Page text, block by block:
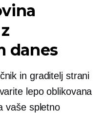
danes
in graditelj strani
lepo oblikovana
vaše spletno